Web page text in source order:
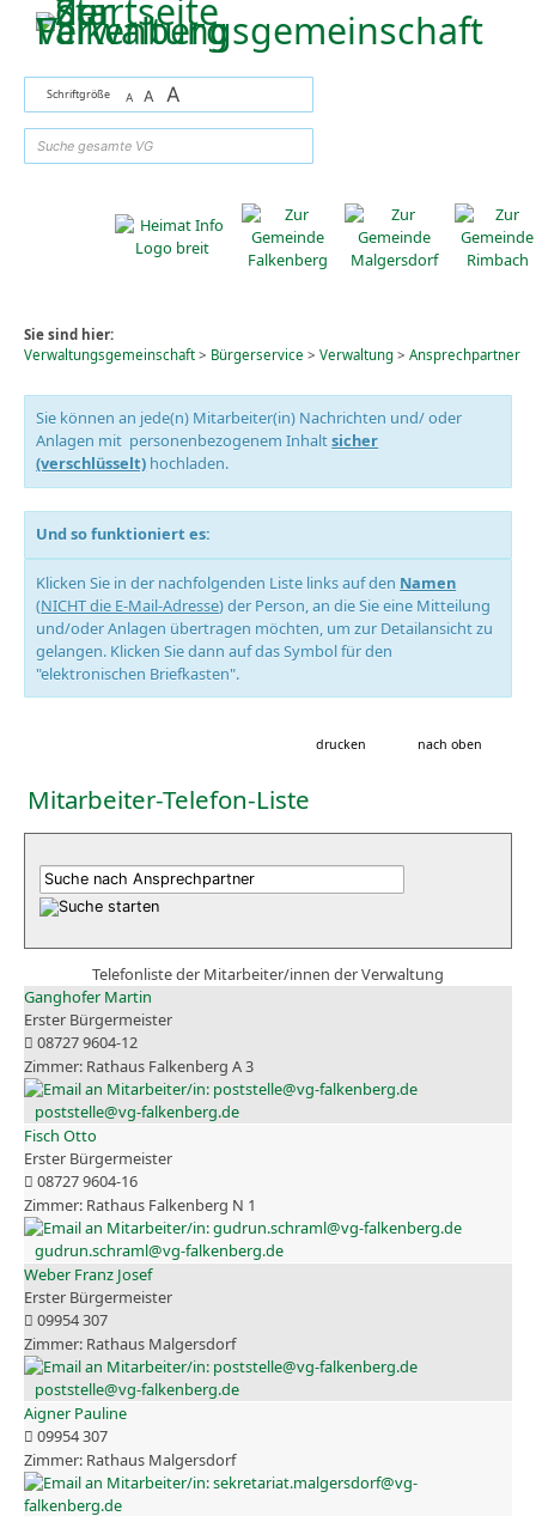
Zum Inhalt,zur Navigationoder
Schriftgröße A A A
Sie sind hier:
Verwaltungsgemeinschaft> Bürgerservice > Verwaltung> Ansprechpartner
Sie können an jede(n) Mitarbeiter(in) Nachrichten und/ oder
Anlagen mit personenbezogenem Inhaltsicher
(verschlüsselt) hochladen.
Und so funktioniert es:
Klicken Sie in der nachfolgenden Liste links auf den Namen
(NICHT die E-Mail-Adresse) der Person, an die Sie eine Mitteilung
und/oder Anlagen übertragen möchten, um zur Detailansicht zu
gelangen. Klicken Sie dann auf das Symbol für den
"elektronischen Briefkasten".
drucken nach oben
Mitarbeiter-Telefon-Liste
Telefonliste der Mitarbeiter/innen der Verwaltung
Ganghofer Martin
Erster Bürgermeister
08727 9604-12
Rathaus Falkenberg A 3
poststelle@vg-falkenberg.de
Fisch Otto
Erster Bürgermeister
08727 9604-16
Rathaus Falkenberg N 1
gudrun.schraml@vg-falkenberg.de
Weber Franz Josef
Erster Bürgermeister
09954 307
Rathaus Malgersdorf
poststelle@vg-falkenberg.de
Aigner Pauline
09954 307
Rathaus Malgersdorf